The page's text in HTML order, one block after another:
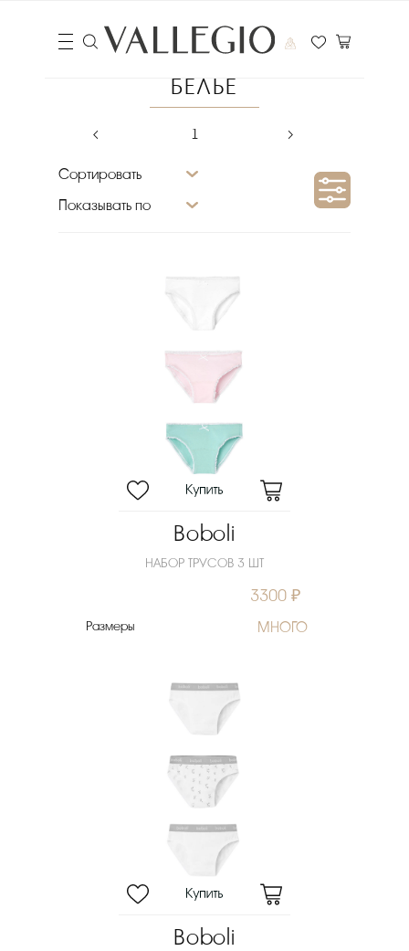
БЕЛЬЕ
‹ 1 ›
Сортировать
Показывать по
₽
Выберите порядок сортировки
Очистить фильтры
Boboli
НАБОР ТРУСОВ 3 ШТ
3300 ₽
Размеры МНОГО
Boboli